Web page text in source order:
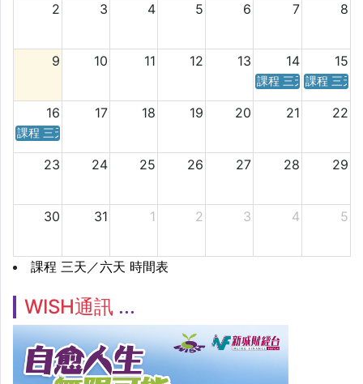
2 3 4 5 6 7 8
9 10 11 12 13 14 15
課程 三天／六天 時
課程 三天
16 17 18 19 20 21 22
課程 三天／六天 時間表
23 24 25 26 27 28 29
30 31 1 2 3 4 5
課程 三天／六天 時間表
WISH通訊